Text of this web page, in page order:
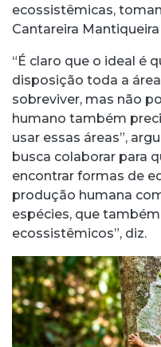
ecossistêmicas,
Cantareira
“É claro que o ideal é
disposição toda a
sobreviver, mas não
humano também
usar essas áreas”,
busca colaborar para
encontrar formas de
produção humana
espécies, que
ecossistêmicos”, diz.